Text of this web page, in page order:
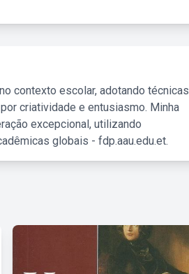
contexto escolar, adotando técnicas
criatividade e entusiasmo. Minha
excepcional, utilizando
globais - fdp.aau.edu.et.